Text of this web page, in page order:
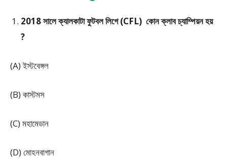
2018 সালে ক্যালকাটা ফুটবল লিগে (CFL) কোন ক্লাব চ্যাম্পিয়ন হয়
?
(A) ইস্টবেঙ্গল
(B) কাস্টমস
(C) মহামেডান
(D) মোহনবাগান